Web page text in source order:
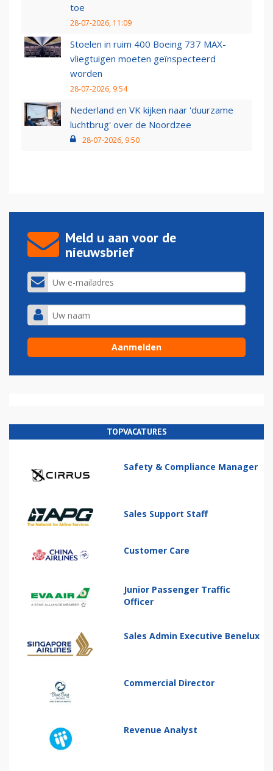
toe
28-07-2026, 11:09
Stoelen in ruim 400 Boeing 737 MAX-
vliegtuigen moeten geïnspecteerd
worden
28-07-2026, 9:54
Nederland en VK kijken naar 'duurzame
luchtbrug' over de Noordzee
28-07-2026, 9:50
Meld u aan voor de
nieuwsbrief
TOPVACATURES
Safety & Compliance Manager
Sales Support Staff
Customer Care
Junior Passenger Traffic
Officer
Sales Admin Executive Benelux
Commercial Director
Revenue Analyst